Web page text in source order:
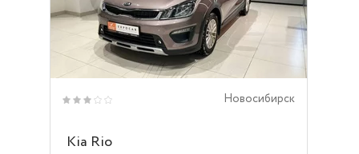
Новосибирск
Kia Rio